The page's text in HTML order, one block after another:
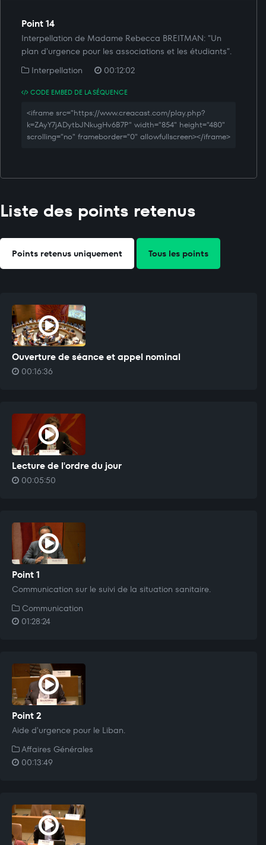
Point 14
Interpellation de Madame Rebecca BREITMAN: "Un
plan d'urgence pour les associations et les étudiants".
Interpellation
00:12:02
CODE EMBED DE LA SÉQUENCE
<iframe src="https://www.creacast.com/play.php?
k=ZAyY7jADytbJNkugHv6B7P" width="854" height="480"
scrolling="no" frameborder="0" allowfullscreen></iframe>
Liste des points retenus
Points retenus uniquement Tous les points
Ouverture de séance et appel nominal
00:16:36
Lecture de l'ordre du jour
00:05:50
Point 1
Communication sur le suivi de la situation sanitaire.
Communication
01:28:24
Point 2
Aide d'urgence pour le Liban.
Affaires Générales
00:13:49